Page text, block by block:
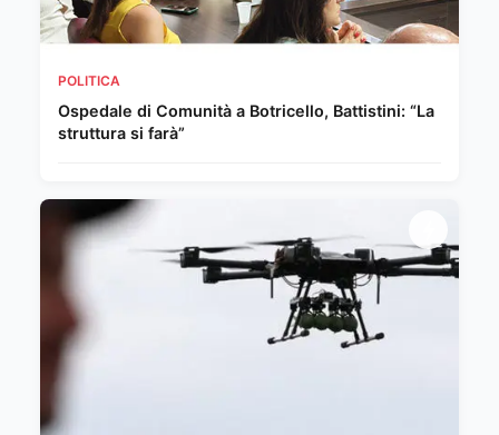
POLITICA
Ospedale di Comunità a Botricello, Battistini: “La
struttura si farà”